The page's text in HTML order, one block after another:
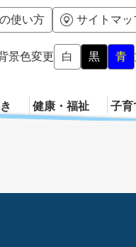
メニ
使い方 サイトマッ
景色変更 白 黒 青
健康・福祉 子育